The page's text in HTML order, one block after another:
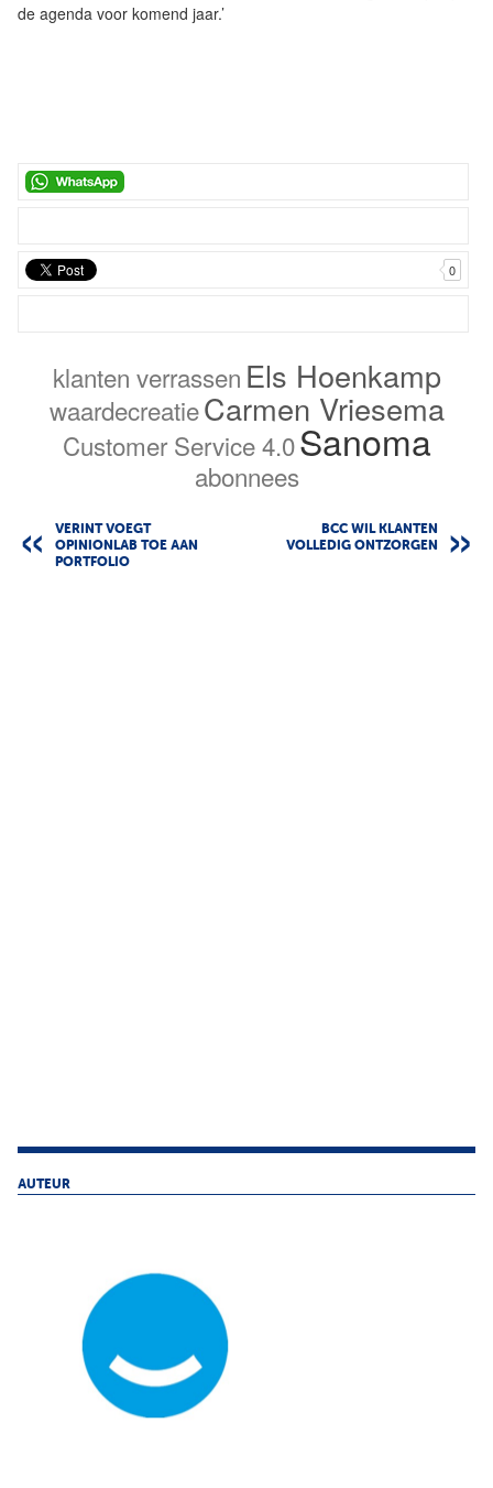
de agenda voor komend jaar.’
0
klanten verrassen Els Hoenkamp
waardecreatieCarmen Vriesema
Customer Service 4.0Sanoma
abonnees
VERINT VOEGT
OPINIONLAB TOE AAN
PORTFOLIO
BCC WIL KLANTEN
VOLLEDIG ONTZORGEN
AUTEUR